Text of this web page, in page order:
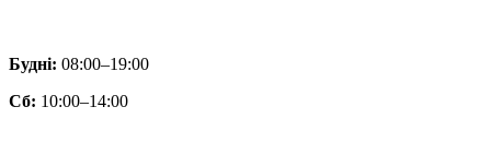
Будні: 08:00–19:00
Сб: 10:00–14:00